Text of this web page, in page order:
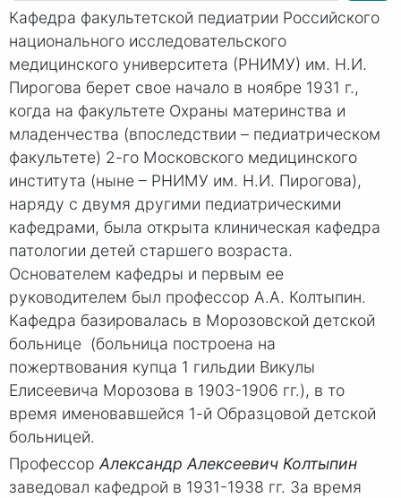
Кафедра факультетской педиатрии Российского
национального исследовательского
медицинского университета (РНИМУ) им. Н.И.
Пирогова берет свое начало в ноябре 1931 г.,
когда на факультете Охраны материнства и
младенчества (впоследствии – педиатрическом
факультете) 2-го Московского медицинского
института (ныне – РНИМУ им. Н.И. Пирогова),
наряду с двумя другими педиатрическими
кафедрами, была открыта клиническая кафедра
патологии детей старшего возраста.
Основателем кафедры и первым ее
руководителем был профессор А.А. Колтыпин.
Кафедра базировалась в Морозовской детской
больнице (больница построена на
пожертвования купца 1 гильдии Викулы
Елисеевича Морозова в 1903-1906 гг.), в то
время именовавшейся 1-й Образцовой детской
больницей.
ПрофессорАлександр Алексеевич Колтыпин
заведовал кафедрой в 1931-1938 гг. За время